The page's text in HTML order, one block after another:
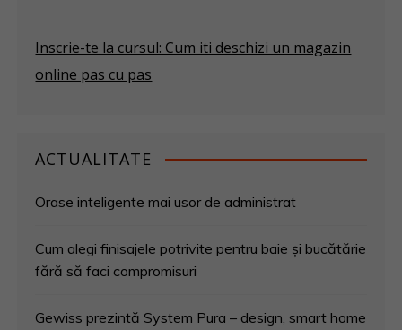
Inscrie-te la cursul: Cum iti deschizi un magazin
online pas cu pas
ACTUALITATE
Orase inteligente mai usor de administrat
Cum alegi finisajele potrivite pentru baie și bucătărie
fără să faci compromisuri
Gewiss prezintă System Pura – design, smart home